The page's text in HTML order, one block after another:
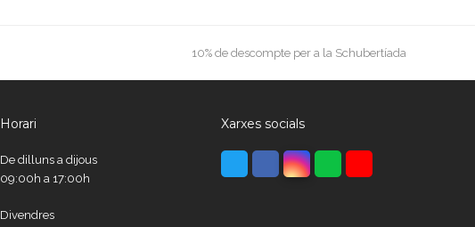
next
10% de descompte per a la Schubertíada
Horari
De dilluns a dijous
09:00h a 17:00h
Divendres
Xarxes socials
TwitterFacebook
Instagram